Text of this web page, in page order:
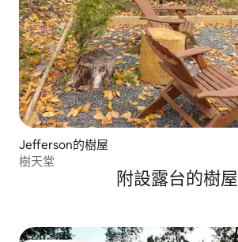
Jefferson的樹屋
樹天堂
附設露台的樹屋